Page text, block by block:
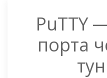
PuTTY
порта